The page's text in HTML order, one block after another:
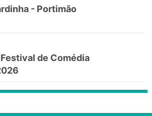
- Portimão
de Comédia